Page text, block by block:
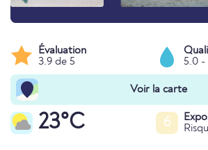
Évaluation
3.9 de 5
5.0 -
Voir la carte
23°C 6